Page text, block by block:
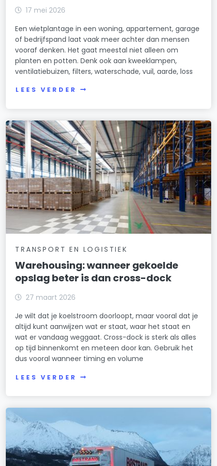
17 mei 2026
Een wietplantage in een woning, appartement, garage
of bedrijfspand laat vaak meer achter dan mensen
vooraf denken. Het gaat meestal niet alleen om
planten en potten. Denk ook aan kweeklampen,
ventilatiebuizen, filters, waterschade, vuil, aarde, loss
LEES VERDER
TRANSPORT EN LOGISTIEK
Warehousing: wanneer gekoelde
opslag beter is dan cross-dock
27 maart 2026
Je wilt dat je koelstroom doorloopt, maar vooral dat je
altijd kunt aanwijzen wat er staat, waar het staat en
wat er vandaag weggaat. Cross-dock is sterk als alles
op tijd binnenkomt en meteen door kan. Gebruik het
dus vooral wanneer timing en volume
LEES VERDER